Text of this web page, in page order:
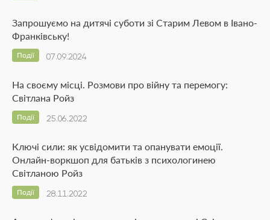
Запрошуємо на дитячі суботи зі Старим Левом в Івано-
Франківську!
07.09.2024
Події
На своєму місці. Розмови про війну та перемогу:
Світлана Ройз
25.06.2022
Події
Ключі сили: як усвідомити та опанувати емоції.
Онлайн-воркшоп для батьків з психологинею
Світланою Ройз
28.11.2022
Події